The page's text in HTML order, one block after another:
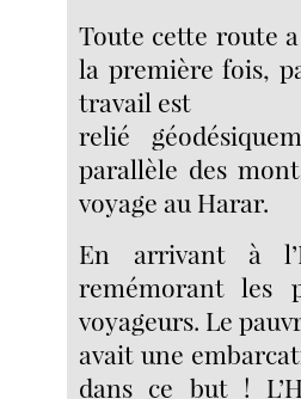
Toute cette route
la première fois,
travail est
relié
parallèle des
voyage au Harar.
En arrivant à
remémorant les
voyageurs. Le
avait une
dans ce but !